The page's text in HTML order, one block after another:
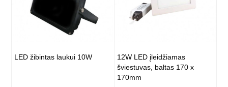
LED žibintas laukui 10W
12W LED įleidžiamas
šviestuvas, baltas 170 x
170mm